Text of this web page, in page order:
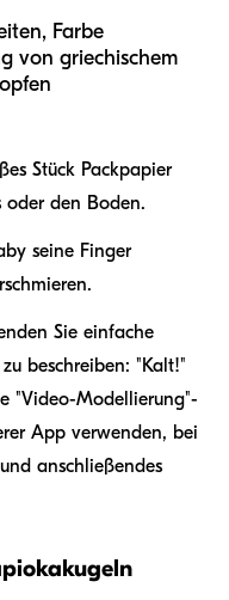
Farbe
von griechischem
Stück Packpapier
oder den Boden.
seine Finger
Sie einfache
beschreiben: "Kalt!"
"Video-Modellierung"-
App verwenden, bei
anschließendes